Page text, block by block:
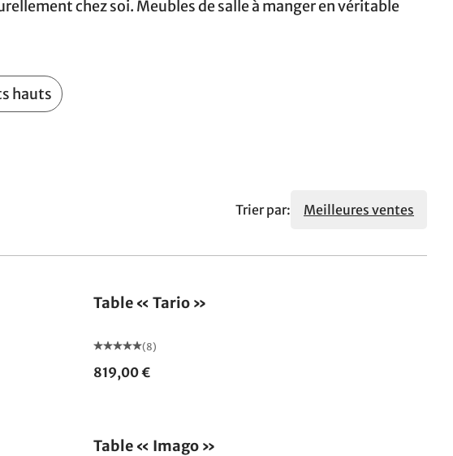
chez soi. Meubles de salle à manger en véritable
hauts
Trier par: Meilleures ventes
Table « Tario »
(8)
819,00 €
Table « Imago »